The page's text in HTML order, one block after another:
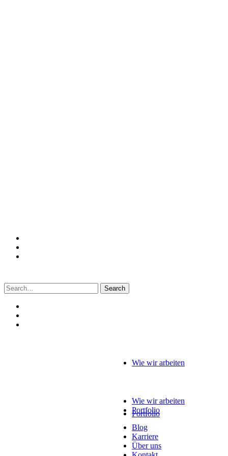
Search
for:
Wie wir arbeiten
Portfolio
Wie wir arbeiten
Portfolio
Blog
Karriere
Über uns